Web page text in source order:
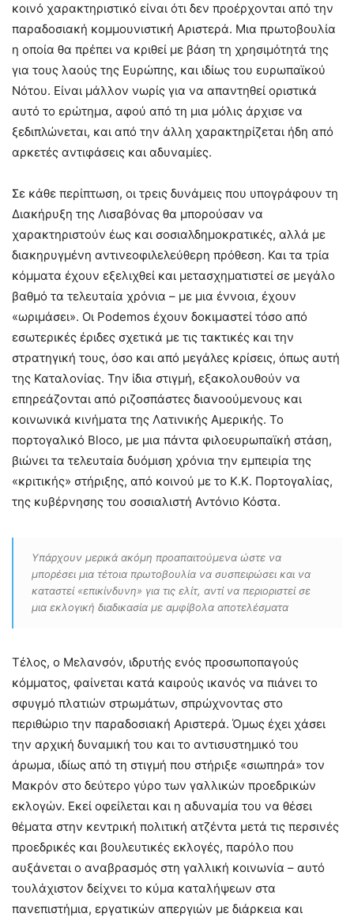
κοινό χαρακτηριστικό είναι ότι δεν προέρχονται από την
παραδοσιακή κομμουνιστική Αριστερά. Μια πρωτοβουλία
η οποία θα πρέπει να κριθεί με βάση τη χρησιμότητά της
για τους λαούς της Ευρώπης, και ιδίως του ευρωπαϊκού
Νότου. Είναι μάλλον νωρίς για να απαντηθεί οριστικά
αυτό το ερώτημα, αφού από τη μια μόλις άρχισε να
ξεδιπλώνεται, και από την άλλη χαρακτηρίζεται ήδη από
αρκετές αντιφάσεις και αδυναμίες.
Σε κάθε περίπτωση, οι τρεις δυνάμεις που υπογράφουν τη
Διακήρυξη της Λισαβόνας θα μπορούσαν να
χαρακτηριστούν έως και σοσιαλδημοκρατικές, αλλά με
διακηρυγμένη αντινεοφιλελεύθερη πρόθεση. Και τα τρία
κόμματα έχουν εξελιχθεί και μετασχηματιστεί σε μεγάλο
βαθμό τα τελευταία χρόνια – με μια έννοια, έχουν
«ωριμάσει». Οι Podemos έχουν δοκιμαστεί τόσο από
εσωτερικές έριδες σχετικά με τις τακτικές και την
στρατηγική τους, όσο και από μεγάλες κρίσεις, όπως αυτή
της Καταλονίας. Την ίδια στιγμή, εξακολουθούν να
επηρεάζονται από ριζοσπάστες διανοούμενους και
κοινωνικά κινήματα της Λατινικής Αμερικής. Το
πορτογαλικό Bloco, με μια πάντα φιλοευρωπαϊκή στάση,
βιώνει τα τελευταία δυόμιση χρόνια την εμπειρία της
«κριτικής» στήριξης, από κοινού με το Κ.Κ. Πορτογαλίας,
της κυβέρνησης του σοσιαλιστή Αντόνιο Κόστα.
Υπάρχουν μερικά ακόμη προαπαιτούμενα ώστε να
μπορέσει μια τέτοια πρωτοβουλία να συσπειρώσει και να
καταστεί «επικίνδυνη» για τις ελίτ, αντί να περιοριστεί σε
μια εκλογική διαδικασία με αμφίβολα αποτελέσματα
Τέλος, ο Μελανσόν, ιδρυτής ενός προσωποπαγούς
κόμματος, φαίνεται κατά καιρούς ικανός να πιάνει το
σφυγμό πλατιών στρωμάτων, σπρώχνοντας στο
περιθώριο την παραδοσιακή Αριστερά. Όμως έχει χάσει
την αρχική δυναμική του και το αντισυστημικό του
άρωμα, ιδίως από τη στιγμή που στήριξε «σιωπηρά» τον
Μακρόν στο δεύτερο γύρο των γαλλικών προεδρικών
εκλογών. Εκεί οφείλεται και η αδυναμία του να θέσει
θέματα στην κεντρική πολιτική ατζέντα μετά τις περσινές
προεδρικές και βουλευτικές εκλογές, παρόλο που
αυξάνεται ο αναβρασμός στη γαλλική κοινωνία – αυτό
τουλάχιστον δείχνει το κύμα καταλήψεων στα
πανεπιστήμια, εργατικών απεργιών με διάρκεια και